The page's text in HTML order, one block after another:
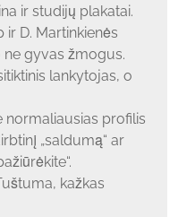
ir studijų plakatai.
ir D. Martinkienės
gyvas žmogus.
lankytojas, o
normaliausias profilis
„saldumą“ ar
kažkas